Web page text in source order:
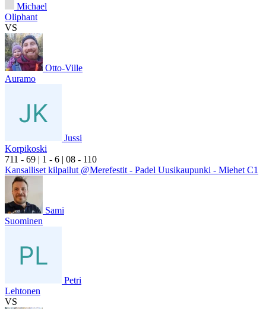
Michael
Oliphant
VS
Otto-Ville
Auramo
Jussi
Korpikoski
711 - 69 | 1 - 6 | 08 - 110
Kansalliset kilpailut @Merefestit - Padel Uusikaupunki - Miehet C1
Sami
Suominen
Petri
Lehtonen
VS